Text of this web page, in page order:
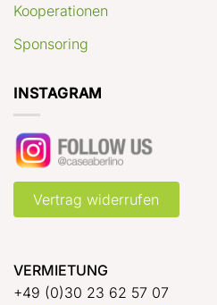
Kooperationen
Sponsoring
INSTAGRAM
Vertrag widerrufen
VERMIETUNG
+49 (0)30 23 62 57 07